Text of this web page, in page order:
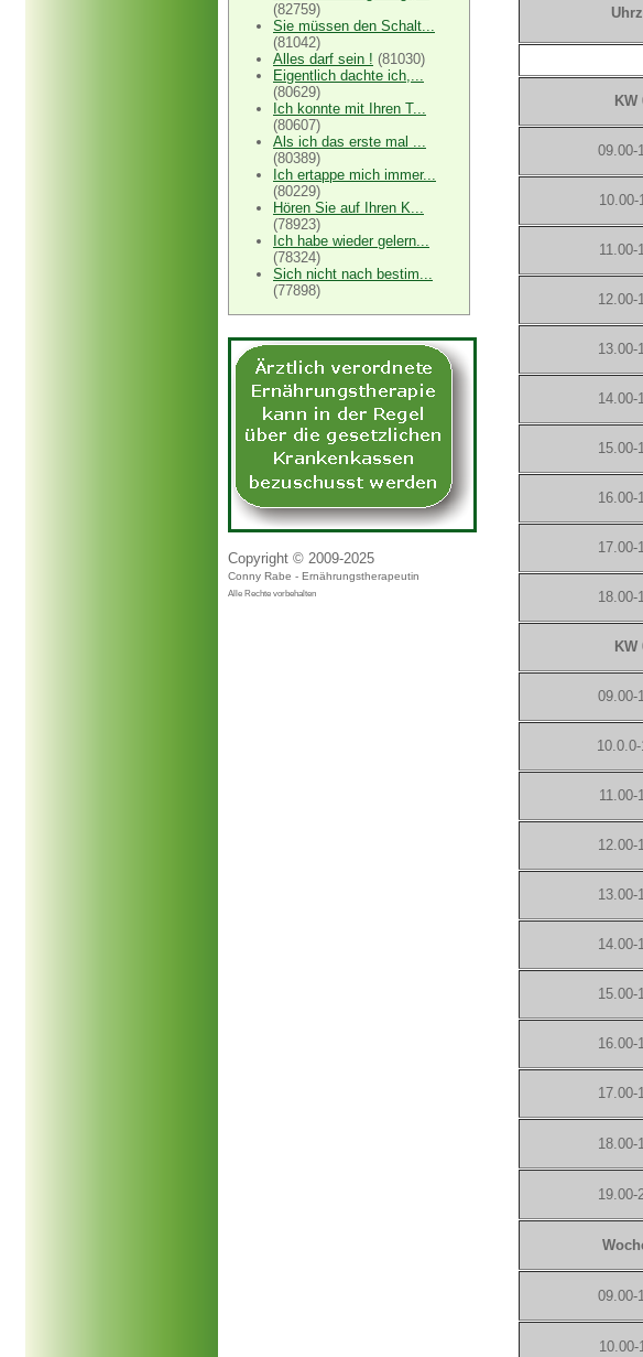
(82759)
Sie müssen den Schalt...
(81042)
Alles darf sein ! (81030)
Eigentlich dachte ich,...
(80629)
Ich konnte mit Ihren T...
(80607)
Als ich das erste mal ...
(80389)
Ich ertappe mich immer...
(80229)
Hören Sie auf Ihren K...
(78923)
Ich habe wieder gelern...
(78324)
Sich nicht nach bestim...
(77898)
Copyright © 2009-2025
Conny Rabe - Ernährungstherapeutin
Alle Rechte vorbehalten
KW
09.00-
10.00-
11.00-
12.00-
13.00-
14.00-
15.00-
16.00-
17.00-
18.00-
KW
09.00-
11.00-
12.00-
13.00-
14.00-
15.00-
16.00-
17.00-
18.00-
19.00-
09.00-
10.00-